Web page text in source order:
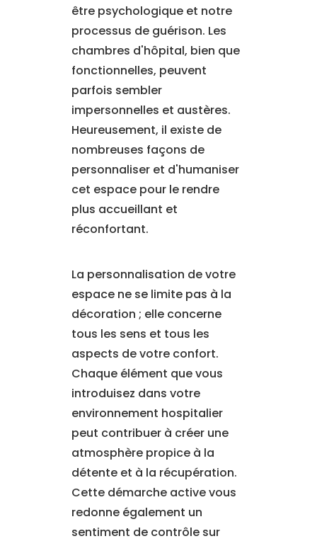
être psychologique et notre
processus de guérison. Les
chambres d'hôpital, bien que
fonctionnelles, peuvent
parfois sembler
impersonnelles et austères.
Heureusement, il existe de
nombreuses façons de
personnaliser et d'humaniser
cet espace pour le rendre
plus accueillant et
réconfortant.
La personnalisation de votre
espace ne se limite pas à la
décoration ; elle concerne
tous les sens et tous les
aspects de votre confort.
Chaque élément que vous
introduisez dans votre
environnement hospitalier
peut contribuer à créer une
atmosphère propice à la
détente et à la récupération.
Cette démarche active vous
redonne également un
sentiment de contrôle sur